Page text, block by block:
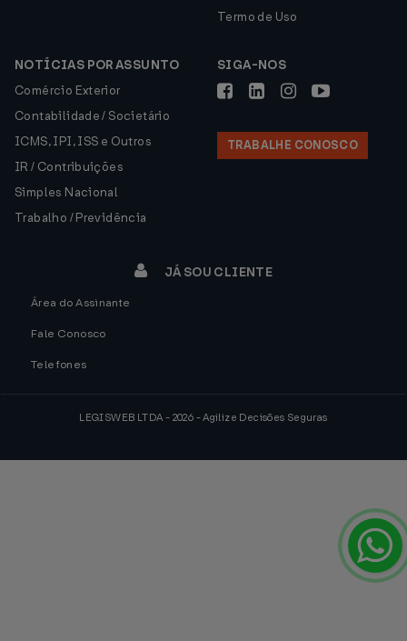
Termo de Uso
NOTÍCIAS POR ASSUNTO
Comércio Exterior
Contabilidade / Societário
ICMS, IPI, ISS e Outros
IR / Contribuições
Simples Nacional
Trabalho / Previdência
SIGA-NOS
TRABALHE CONOSCO
JÁ SOU CLIENTE
Área do Assinante
Fale Conosco
Telefones
LEGISWEB LTDA - 2026 - Agilize Decisões Seguras